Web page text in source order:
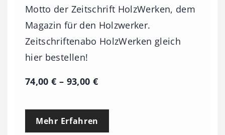
Motto der Zeitschrift HolzWerken, dem
Magazin für den Holzwerker.
Zeitschriftenabo HolzWerken gleich
hier bestellen!
74,00€ – 93,00 €P
e
Mehr Erfahren